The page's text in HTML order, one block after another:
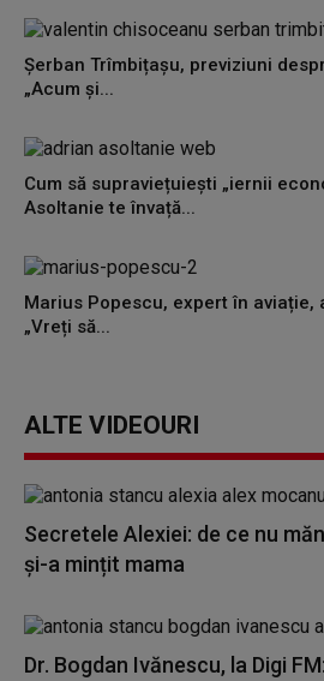
Șerban Trîmbițașu, previziuni
„Acum și...
Cum să supraviețuiești „iernii
Asoltanie te învață...
Marius Popescu, expert în aviație,
„Vreți să...
ALTE VIDEOURI
Secretele Alexiei: de ce nu
și-a mințit mama
Dr. Bogdan Ivănescu, la Digi